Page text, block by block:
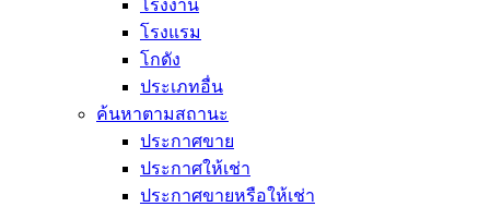
โรงงาน
โรงแรม
โกดัง
ประเภทอื่น
ค้นหาตามสถานะ
ประกาศขาย
ประกาศให้เช่า
ประกาศขายหรือให้เช่า